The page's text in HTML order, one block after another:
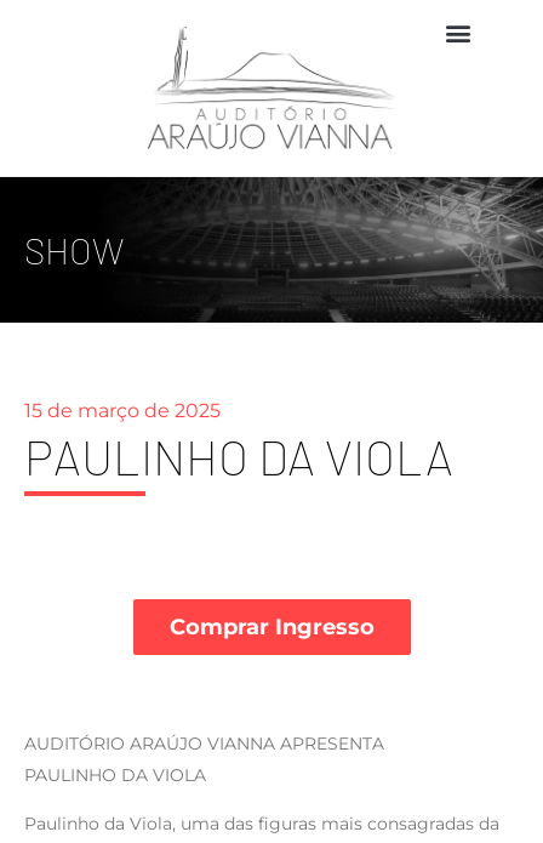
SHOW
15 de março de 2025
PAULINHO DA VIOLA
AUDITÓRIO ARAÚJO VIANNA APRESENTA
PAULINHO DA VIOLA
Paulinho da Viola, uma das figuras mais consagradas da
Comprar Ingresso